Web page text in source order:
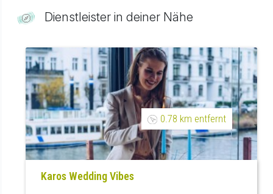
Dienstleister in deiner Nähe
0.78 km entfernt
Karos Wedding Vibes